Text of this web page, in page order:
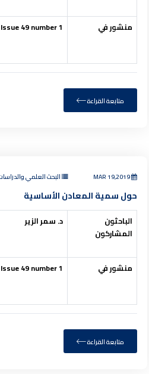
منشور في 49 number 1
متابعة القراءة
MAR 19,2019 البحث العلمي
حول سمية المعادن الأساسية
الباحثون
المشاركون
د. سمر الزير
منشور في 49 number 1
متابعة القراءة